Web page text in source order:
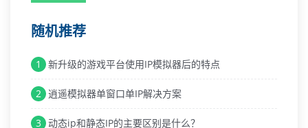
随机推荐
1 新升级的游戏平台使用IP模拟器后的特点
2 逍遥模拟器单窗口单IP解决方案
3 动态ip和静态IP的主要区别是什么？